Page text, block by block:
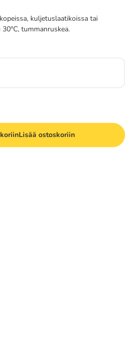
kuljetuslaatikoissa tai
tummanruskea.
Lisää ostoskoriin